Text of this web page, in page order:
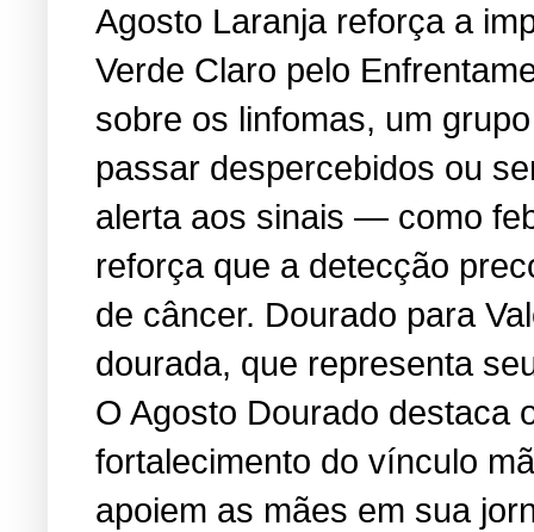
Agosto Laranja reforça a
Verde Claro pelo
sobre os linfomas, um
passar despercebidos ou
alerta aos sinais — como
reforça que a detecção
de câncer. Dourado para
dourada, que representa
O Agosto Dourado destaca
fortalecimento do vínculo
apoiem as mães em sua